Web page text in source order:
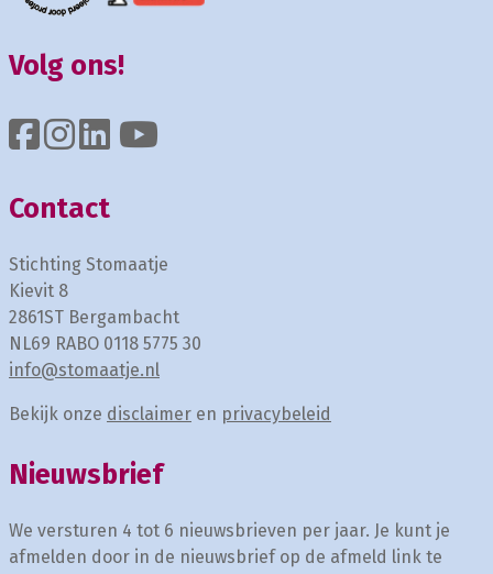
Volg ons!
Contact
Stichting Stomaatje
Kievit 8
2861ST Bergambacht
NL69 RABO 0118 5775 30
info@stomaatje.nl
Bekijk onze disclaimer en privacybeleid
Nieuwsbrief
We versturen 4 tot 6 nieuwsbrieven per jaar. Je kunt je
afmelden door in de nieuwsbrief op de afmeld link te